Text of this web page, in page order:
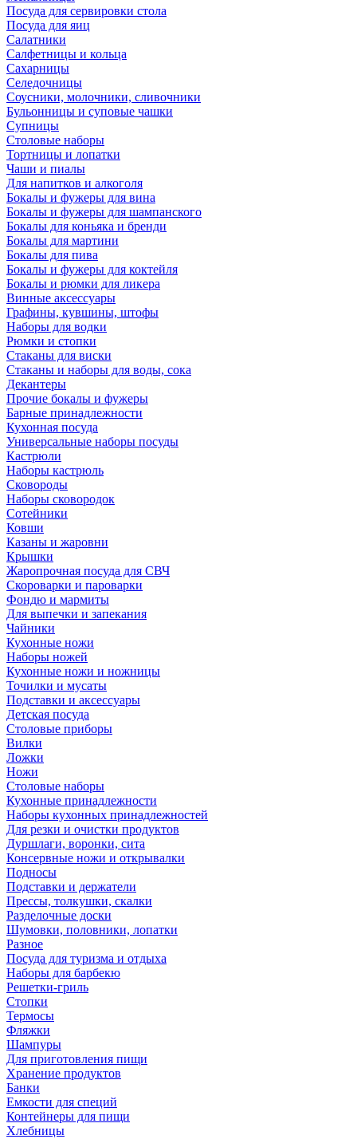
Посуда для сервировки стола
Посуда для яиц
Салатники
Салфетницы и кольца
Сахарницы
Селедочницы
Соусники, молочники, сливочники
Бульонницы и суповые чашки
Супницы
Столовые наборы
Тортницы и лопатки
Чаши и пиалы
Для напитков и алкоголя
Бокалы и фужеры для вина
Бокалы и фужеры для шампанского
Бокалы для коньяка и бренди
Бокалы для мартини
Бокалы для пива
Бокалы и фужеры для коктейля
Бокалы и рюмки для ликера
Винные аксессуары
Графины, кувшины, штофы
Наборы для водки
Рюмки и стопки
Стаканы для виски
Стаканы и наборы для воды, сока
Декантеры
Прочие бокалы и фужеры
Барные принадлежности
Кухонная посуда
Универсальные наборы посуды
Кастрюли
Наборы кастрюль
Сковороды
Наборы сковородок
Сотейники
Ковши
Казаны и жаровни
Крышки
Жаропрочная посуда для СВЧ
Скороварки и пароварки
Фондю и мармиты
Для выпечки и запекания
Чайники
Кухонные ножи
Наборы ножей
Кухонные ножи и ножницы
Точилки и мусаты
Подставки и аксессуары
Детская посуда
Столовые приборы
Вилки
Ложки
Ножи
Столовые наборы
Кухонные принадлежности
Наборы кухонных принадлежностей
Для резки и очистки продуктов
Дуршлаги, воронки, сита
Консервные ножи и открывалки
Подносы
Подставки и держатели
Прессы, толкушки, скалки
Разделочные доски
Шумовки, половники, лопатки
Разное
Посуда для туризма и отдыха
Наборы для барбекю
Решетки-гриль
Стопки
Термосы
Фляжки
Шампуры
Для приготовления пищи
Хранение продуктов
Банки
Емкости для специй
Контейнеры для пищи
Хлебницы